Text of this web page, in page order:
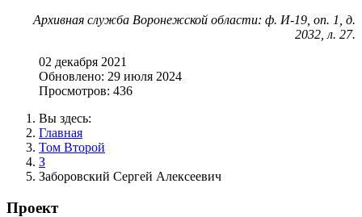
Архивная служба Воронежской области: ф. И-19, оп. 1, д.
2032, л. 27.
02 декабря 2021
Обновлено: 29 июля 2024
Просмотров: 436
Вы здесь:
Главная
Том Второй
З
Заборовский Сергей Алексеевич
Проект